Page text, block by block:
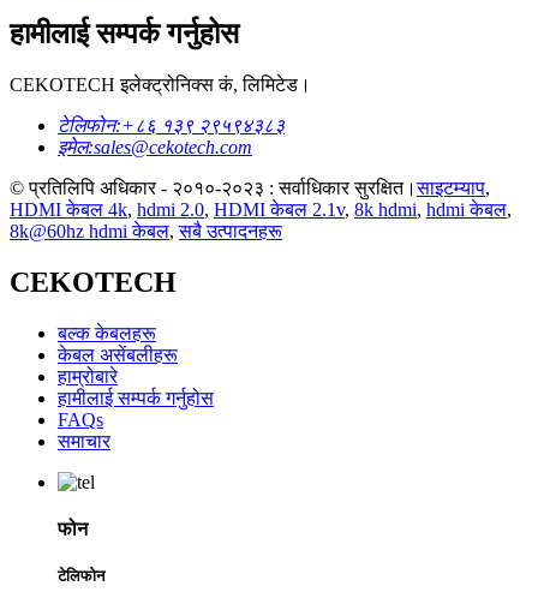
हामीलाई सम्पर्क गर्नुहोस
CEKOTECH इलेक्ट्रोनिक्स कं, लिमिटेड।
टेलिफोन:+८६ १३९ २९५९४३८३
इमेल:sales@cekotech.com
© प्रतिलिपि अधिकार - २०१०-२०२३ : सर्वाधिकार सुरक्षित।साइटम्याप,
HDMI केबल 4k, hdmi 2.0, HDMI केबल 2.1v, 8k hdmi, hdmi केबल,
8k@60hz hdmi केबल,सबै उत्पादनहरू
CEKOTECH
बल्क केबलहरू
केबल असेंबलीहरू
हाम्रोबारे
हामीलाई सम्पर्क गर्नुहोस
FAQs
समाचार
फोन
टेलिफोन